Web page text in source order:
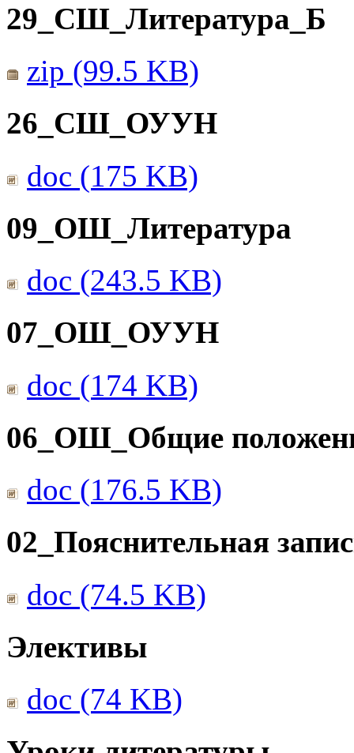
29_СШ_Литература_Б
zip (99.5 KB)
26_СШ_ОУУН
doc (175 KB)
09_ОШ_Литература
doc (243.5 KB)
07_ОШ_ОУУН
doc (174 KB)
06_ОШ_Общие
doc (176.5 KB)
02_Пояснительная
doc (74.5 KB)
Элективы
doc (74 KB)